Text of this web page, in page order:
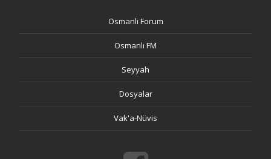
Osmanlı Forum
Osmanlı FM
Seyyah
Dosyalar
Vak'a-Nüvis